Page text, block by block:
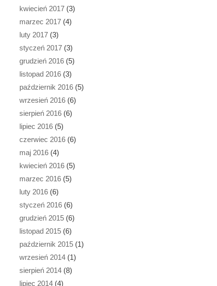
kwiecień 2017 (3)
marzec 2017 (4)
luty 2017 (3)
styczeń 2017 (3)
grudzień 2016 (5)
listopad 2016 (3)
październik 2016 (5)
wrzesień 2016 (6)
sierpień 2016 (6)
lipiec 2016 (5)
czerwiec 2016 (6)
maj 2016 (4)
kwiecień 2016 (5)
marzec 2016 (5)
luty 2016 (6)
styczeń 2016 (6)
grudzień 2015 (6)
listopad 2015 (6)
październik 2015 (1)
wrzesień 2014 (1)
sierpień 2014 (8)
lipiec 2014 (4)